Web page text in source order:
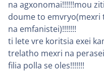
na agxonomai!!!!!!mou
doume to
na emfanistei)!!!!!!!
ti lete vre koritsia exei
trelatho mexri na
filia polla se oles!!!!!!!